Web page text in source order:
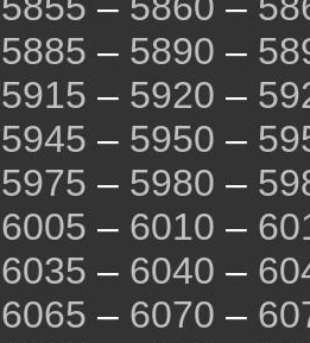
5885 – 5890 –
5915 – 5920 –
5945 – 5950 –
5975 – 5980 –
6005 – 6010 –
6035 – 6040 –
6065 – 6070 –